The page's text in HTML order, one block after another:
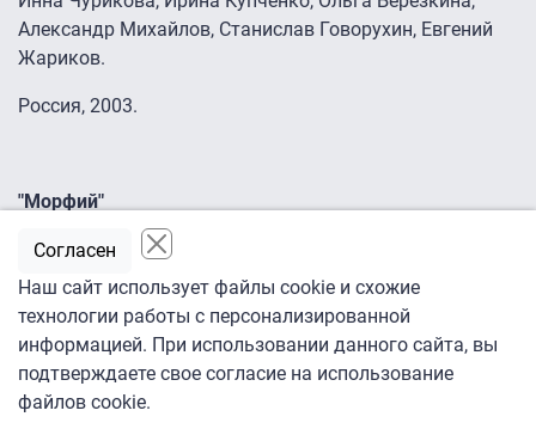
Александр Михайлов, Станислав Говорухин, Евгений
Жариков.
Россия, 2003.
"Морфий"
Экранизация рассказов Михаила Булгакова. 1917 год,
время смуты, революции, надежд и потерь. В больницу
уездного города N приезжает 23-летний доктор
Поляков. Борясь однажды за жизнь пациента,
Поляков ставит под угрозу свою, и его спасает укол
морфия — самого сильного наркотика. Но Поляков не
Наш сайт использует файлы cookie и схожие
технологии работы с персонализированной
информацией. При использовании данного сайта, вы
подтверждаете свое согласие на использование
файлов cookie.
Согласен